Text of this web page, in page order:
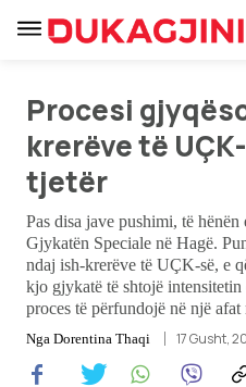
Lajme
Sport
Pikëpamje
Procesi
krerëve të
tjetër
Pas disa jave pushimi, të
Gjykatën Speciale në Hagë.
ndaj ish-krerëve të UÇK-së, e
kjo gjykatë të shtojë
proces të përfundojë në një afat
Nga Dorentina Thaqi 17 Gusht,